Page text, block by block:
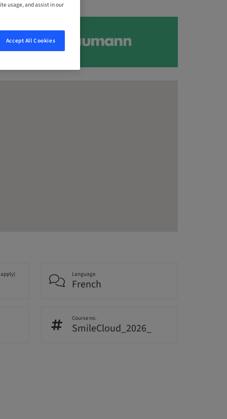
Language
French
Course no.
SmileCloud_2026_
usage, and assist in our
Accept All Cookies